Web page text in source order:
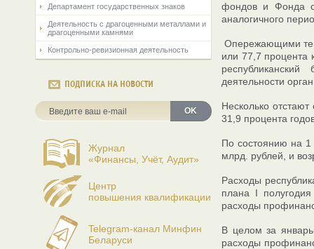
Департамент государственных знаков
Деятельность с драгоценными металлами и
драгоценными камнями
Контрольно-ревизионная деятельность
ПОДПИСКА НА НОВОСТИ
OK
Журнал
«Финансы, Учёт, Аудит»
Центр
повышения квалификации
Telegram-канал Минфин
Беларуси
фондов и Фонда
аналогичного
Опережающими
или 77,7 процента
деятельности
Несколько
31,9 процента
По состоянию на 1
млрд. рублей, и
Расходы
плана I
расходы
В целом за
расходы